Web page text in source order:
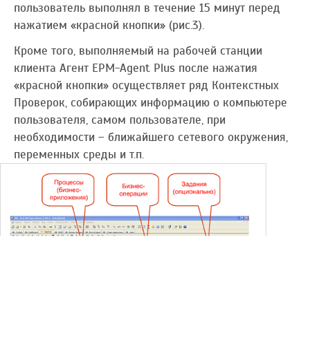
пользователь выполнял в течение 15 минут перед
нажатием «красной кнопки» (рис.3).
Кроме того, выполняемый на рабочей станции
клиента Агент EPM-Agent Plus после нажатия
«красной кнопки» осуществляет ряд Контекстных
Проверок, собирающих информацию о компьютере
пользователя, самом пользователе, при
необходимости – ближайшего сетевого окружения,
переменных среды и т.п.